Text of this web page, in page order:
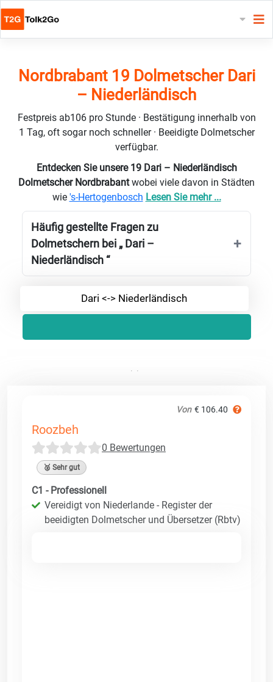
Nordbrabant 19 Dolmetscher Dari
– Niederländisch
Festpreis ab106 pro Stunde · Bestätigung innerhalb von
1 Tag, oft sogar noch schneller · Beeidigte Dolmetscher
verfügbar.
Entdecken Sie unsere 19 Dari – Niederländisch
Dolmetscher Nordbrabantwobei viele davon in Städten
wie 's-Hertogenbosch Lesen Sie mehr ...
Häufig gestellte Fragen zu
Dolmetschern bei „ Dari –
Niederländisch “
Dari <-> Niederländisch
Von € 106.40
Roozbeh
0 Bewertungen
🥈 Sehr gut
C1 - Professionell
Vereidigt von Niederlande - Register der
beeidigten Dolmetscher und Übersetzer (Rbtv)